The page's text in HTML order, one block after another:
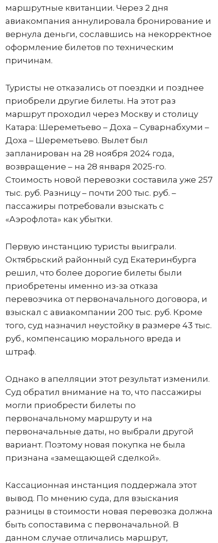
маршрутные квитанции. Через 2 дня
авиакомпания аннулировала бронирование и
вернула деньги, сославшись на некорректное
оформление билетов по техническим
причинам.
Туристы не отказались от поездки и позднее
приобрели другие билеты. На этот раз
маршрут проходил через Москву и столицу
Катара: Шереметьево – Доха – Суварнабхуми –
Доха – Шереметьево. Вылет был
запланирован на 28 ноября 2024 года,
возвращение – на 28 января 2025-го.
Стоимость новой перевозки составила уже 257
тыс. руб. Разницу – почти 200 тыс. руб. –
пассажиры потребовали взыскать с
«Аэрофлота» как убытки.
Первую инстанцию туристы выиграли.
Октябрьский районный суд Екатеринбурга
решил, что более дорогие билеты были
приобретены именно из-за отказа
перевозчика от первоначального договора, и
взыскал с авиакомпании 200 тыс. руб. Кроме
того, суд назначил неустойку в размере 43 тыс.
руб., компенсацию морального вреда и
штраф.
Однако в апелляции этот результат изменили.
Суд обратил внимание на то, что пассажиры
могли приобрести билеты по
первоначальному маршруту и на
первоначальные даты, но выбрали другой
вариант. Поэтому новая покупка не была
признана «замещающей сделкой».
Кассационная инстанция поддержала этот
вывод. По мнению суда, для взыскания
разницы в стоимости новая перевозка должна
быть сопоставима с первоначальной. В
данном случае отличались маршрут,